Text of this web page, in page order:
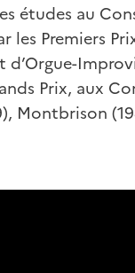
études au
les Premiers
Prix, aux
Montbrison